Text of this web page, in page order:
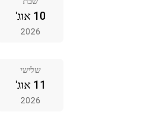
10 אוג'
2026
שלישי
11 אוג'
2026